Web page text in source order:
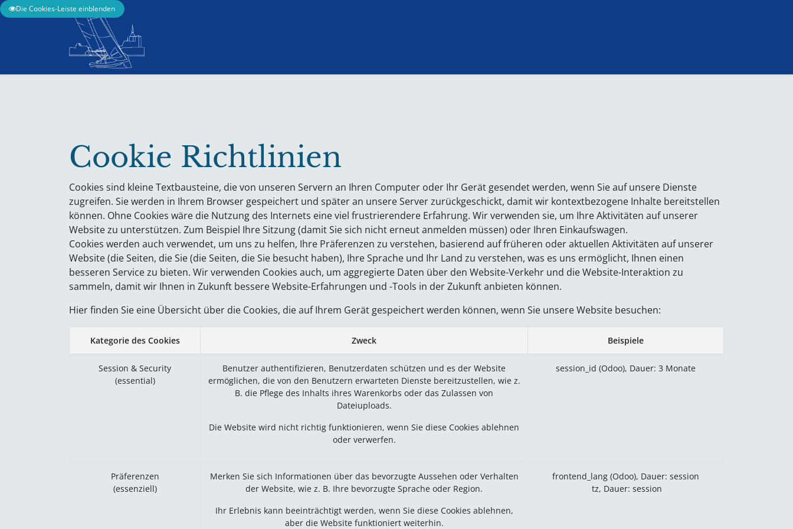
Cookie Richtlinien
Cookies sind kleine Textbausteine, die von unseren Servern an Ihren Computer oder Ihr Gerät gesendet werden, wenn Sie auf unsere Dienste
zugreifen. Sie werden in Ihrem Browser gespeichert und später an unsere Server zurückgeschickt, damit wir kontextbezogene Inhalte bereitstellen
können. Ohne Cookies wäre die Nutzung des Internets eine viel frustrierendere Erfahrung. Wir verwenden sie, um Ihre Aktivitäten auf unserer
Website zu unterstützen. Zum Beispiel Ihre Sitzung (damit Sie sich nicht erneut anmelden müssen) oder Ihren Einkaufswagen.
Cookies werden auch verwendet, um uns zu helfen, Ihre Präferenzen zu verstehen, basierend auf früheren oder aktuellen Aktivitäten auf unserer
Website (die Seiten, die Sie (die Seiten, die Sie besucht haben), Ihre Sprache und Ihr Land zu verstehen, was es uns ermöglicht, Ihnen einen
besseren Service zu bieten. Wir verwenden Cookies auch, um aggregierte Daten über den Website-Verkehr und die Website-Interaktion zu
sammeln, damit wir Ihnen in Zukunft bessere Website-Erfahrungen und -Tools in der Zukunft anbieten können.
Hier finden Sie eine Übersicht über die Cookies, die auf Ihrem Gerät gespeichert werden können, wenn Sie unsere Website besuchen:
Kategorie des Cookies Zweck Beispiele
Session & Security
(essential)
Benutzer authentifizieren, Benutzerdaten schützen und es der Website
ermöglichen, die von den Benutzern erwarteten Dienste bereitzustellen, wie z.
B. die Pflege des Inhalts ihres Warenkorbs oder das Zulassen von
Dateiuploads.
Die Website wird nicht richtig funktionieren, wenn Sie diese Cookies ablehnen
oder verwerfen.
session_id (Odoo), Dauer: 3 Monate
Präferenzen
(essenziell)
Merken Sie sich Informationen über das bevorzugte Aussehen oder Verhalten
der Website, wie z. B. Ihre bevorzugte Sprache oder Region.
Ihr Erlebnis kann beeinträchtigt werden, wenn Sie diese Cookies ablehnen,
aber die Website funktioniert weiterhin.
frontend_lang (Odoo), Dauer: session
tz, Dauer: session
Die Cookies-Leiste einblenden